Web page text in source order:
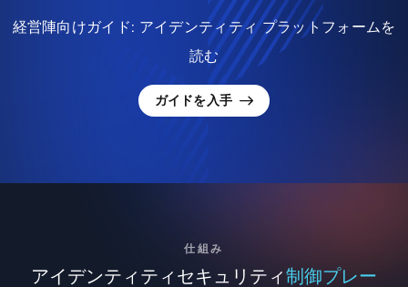
経営陣向けガイド: アイデンティティ プラットフォームを
読む
ガイドを入手
仕組み
アイデンティティセキュリティ制御プレー